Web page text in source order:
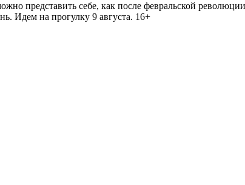
себе, как после февральской
Идем на прогулку 9 августа. 16+